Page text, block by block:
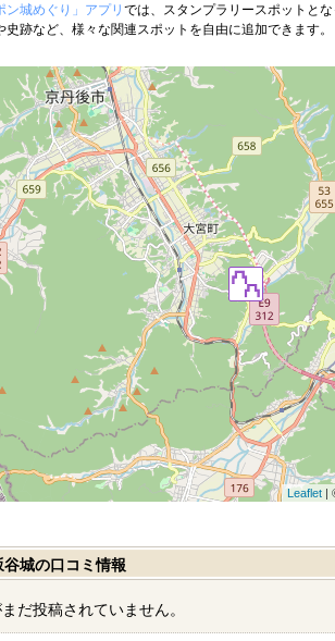
ン城めぐり」アプリ では、スタンプラリースポットと
史跡など、様々な関連スポットを自由に追加できます。
Leaflet|
谷城の口コミ情報
だ投稿されていません。